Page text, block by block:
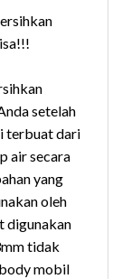
setelah
terbuat dari
air secara
yang
oleh
digunakan
tidak
mobil